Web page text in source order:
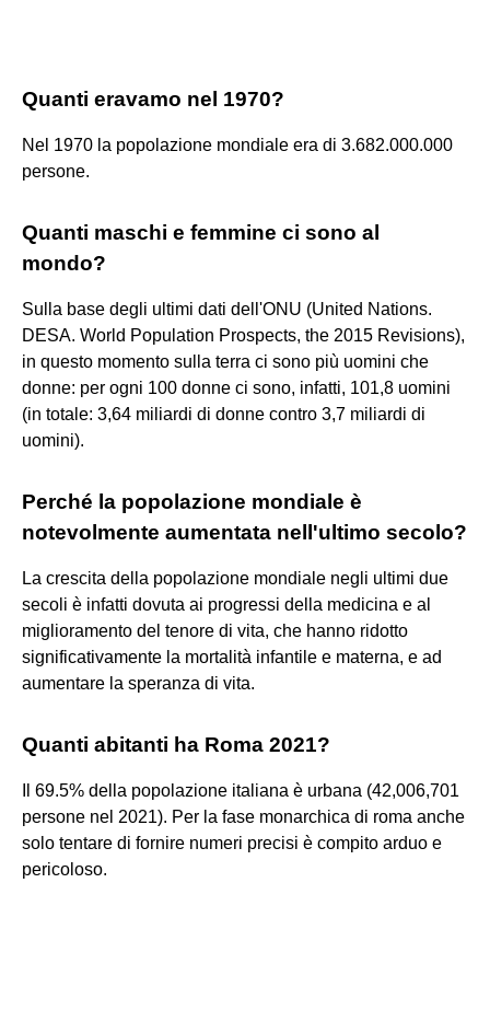
Quanti eravamo nel 1970?
Nel 1970 la popolazione mondiale era di 3.682.000.000
persone.
Quanti maschi e femmine ci sono al
mondo?
Sulla base degli ultimi dati dell'ONU (United Nations.
DESA. World Population Prospects, the 2015 Revisions),
in questo momento sulla terra ci sono più uomini che
donne: per ogni 100 donne ci sono, infatti, 101,8 uomini
(in totale: 3,64 miliardi di donne contro 3,7 miliardi di
uomini).
Perché la popolazione mondiale è
notevolmente aumentata nell'ultimo secolo?
La crescita della popolazione mondiale negli ultimi due
secoli è infatti dovuta ai progressi della medicina e al
miglioramento del tenore di vita, che hanno ridotto
significativamente la mortalità infantile e materna, e ad
aumentare la speranza di vita.
Quanti abitanti ha Roma 2021?
Il 69.5% della popolazione italiana è urbana (42,006,701
persone nel 2021). Per la fase monarchica di roma anche
solo tentare di fornire numeri precisi è compito arduo e
pericoloso.